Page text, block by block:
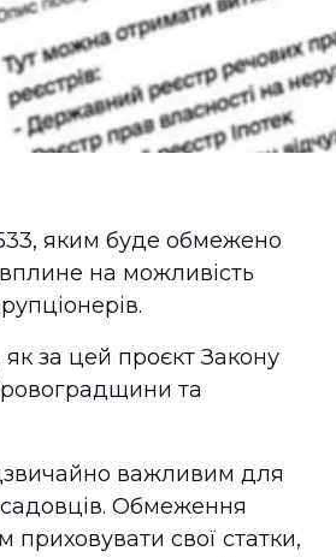
яким буде обмежено
на можливість
як за цей проєкт Закону
та
важливим для
Обмеження
свої статки,